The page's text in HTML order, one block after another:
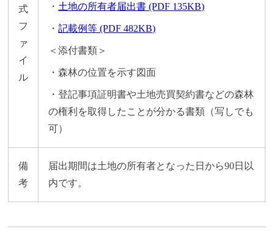
式
フ
ァ
イ
ル
・ 土地の所有者届出書 (PDF 135KB)
・記載例等 (PDF 482KB)
＜添付書類＞
・森林の位置を示す図面
・登記事項証明書や土地売買契約書などの森林
の権利を取得したことが分かる書類（写しでも
可）
備
考
届出期間は土地の所有者となった日から90日以
内です。